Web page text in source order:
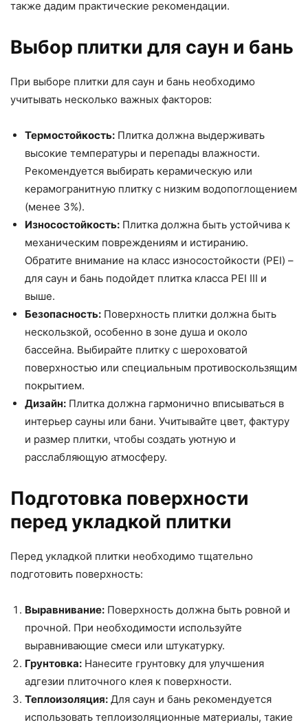
также дадим практические рекомендации.
Выбор плитки для саун и бань
При выборе плитки для саун и бань необходимо
учитывать несколько важных факторов:
Термостойкость: Плитка должна выдерживать
высокие температуры и перепады влажности.
Рекомендуется выбирать керамическую или
керамогранитную плитку с низким водопоглощением
(менее 3%).
Износостойкость: Плитка должна быть устойчива к
механическим повреждениям и истиранию.
Обратите внимание на класс износостойкости (PEI) –
для саун и бань подойдет плитка класса PEI III и
выше.
Безопасность: Поверхность плитки должна быть
нескользкой, особенно в зоне душа и около
бассейна. Выбирайте плитку с шероховатой
поверхностью или специальным противоскользящим
покрытием.
Дизайн: Плитка должна гармонично вписываться в
интерьер сауны или бани. Учитывайте цвет, фактуру
и размер плитки, чтобы создать уютную и
расслабляющую атмосферу.
Подготовка поверхности
перед укладкой плитки
Перед укладкой плитки необходимо тщательно
подготовить поверхность:
Выравнивание: Поверхность должна быть ровной и
прочной. При необходимости используйте
выравнивающие смеси или штукатурку.
Грунтовка: Нанесите грунтовку для улучшения
адгезии плиточного клея к поверхности.
Теплоизоляция: Для саун и бань рекомендуется
использовать теплоизоляционные материалы, такие